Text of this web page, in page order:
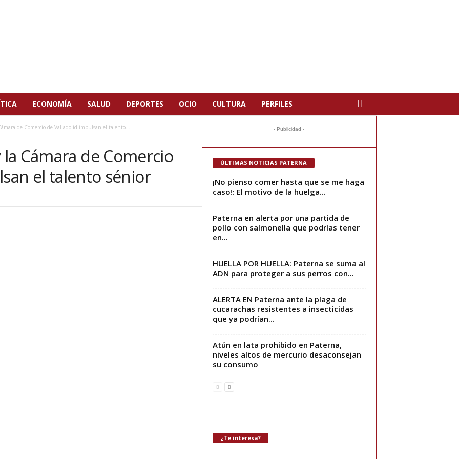
ECONOMÍA SALUD DEPORTES OCIO CULTURA PERFILES
de Comercio de Valladolid impulsan el talento...
Cámara de Comercio
el talento sénior
- Publicidad -
ÚLTIMAS NOTICIAS PATERNA
¡No pienso comer hasta que se me haga
caso!: El motivo de la huelga...
Paterna en alerta por una partida de
pollo con salmonella que podrías tener
en...
HUELLA POR HUELLA: Paterna se suma al
ADN para proteger a sus perros con...
ALERTA EN Paterna ante la plaga de
cucarachas resistentes a insecticidas
que ya podrían...
Atún en lata prohibido en Paterna,
niveles altos de mercurio desaconsejan
su consumo
¿Te interesa?